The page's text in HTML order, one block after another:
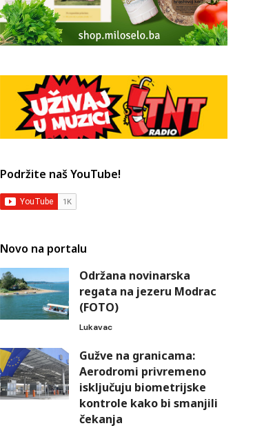
Podržite naš YouTube!
Novo na portalu
Održana novinarska
regata na jezeru Modrac
(FOTO)
Lukavac
Gužve na granicama:
Aerodromi privremeno
isključuju biometrijske
kontrole kako bi smanjili
čekanja